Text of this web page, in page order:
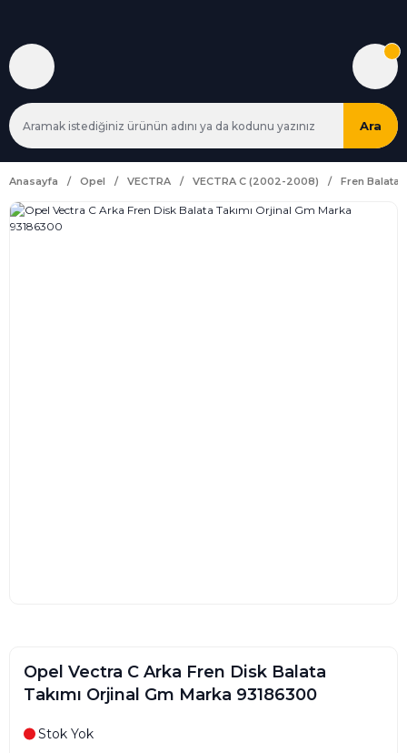
Ara
Anasayfa Opel VECTRA VECTRA C (2002-2008) Fren Balata
Opel Vectra C Arka Fren Disk Balata
Takımı Orjinal Gm Marka 93186300
Stok Yok